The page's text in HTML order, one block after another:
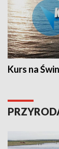
Kurs na